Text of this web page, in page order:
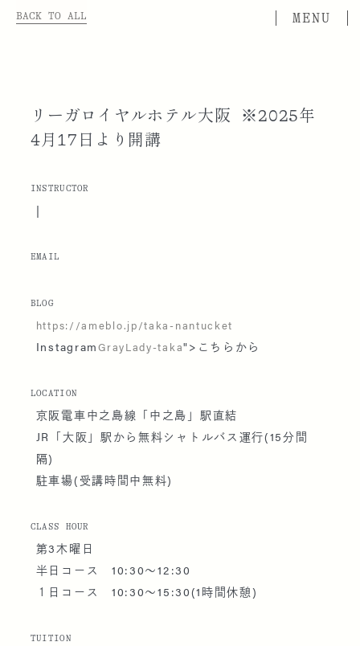
BACK TO ALL
リーガロイヤルホテル大阪 ※2025年
4月17日より開講
INSTRUCTOR
|
EMAIL
BLOG
https://ameblo.jp/taka-nantucket
InstagramGrayLady-taka">こちらから
LOCATION
京阪電車中之島線「中之島」駅直結
JR「大阪」駅から無料シャトルバス運行(15分間
隔)
駐車場(受講時間中無料)
CLASS HOUR
第3木曜日
半日コース 10:30〜12:30
１日コース 10:30〜15:30(1時間休憩)
TUITION